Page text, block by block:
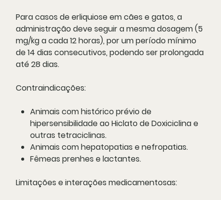
Para casos de erliquiose em cães e gatos, a
administração deve seguir a mesma dosagem (5
mg/kg a cada 12 horas), por um período mínimo
de 14 dias consecutivos, podendo ser prolongada
até 28 dias.
Contraindicações:
Animais com histórico prévio de
hipersensibilidade ao Hiclato de Doxiciclina e
outras tetraciclinas.
Animais com hepatopatias e nefropatias.
Fêmeas prenhes e lactantes.
Limitações e interações medicamentosas: